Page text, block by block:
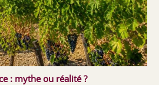
: mythe ou réalité ?